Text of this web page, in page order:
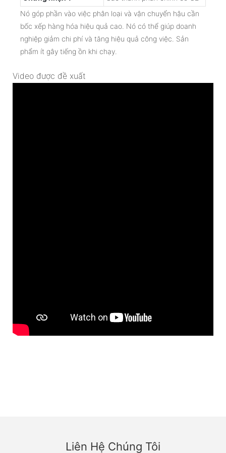
Nó góp phần vào việc phân loại và vận chuyển hậu cần
bốc xếp hàng hóa hiệu quả cao. Nó có thể giúp doanh
nghiệp giảm chi phí và tăng hiệu quả công việc. Sản
phẩm ít gây tiếng ồn khi chạy.
Video được đề xuất
Liên Hệ Chúng Tôi